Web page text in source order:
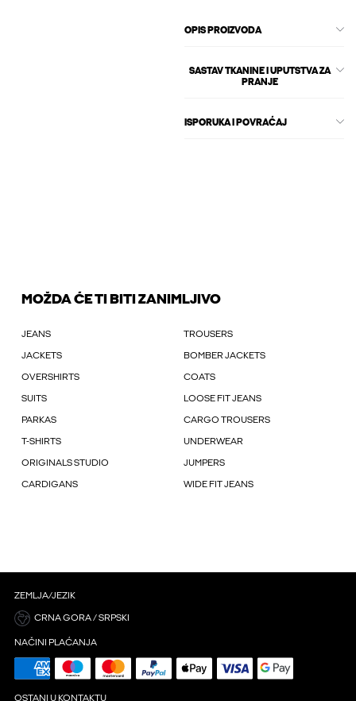
OPIS PROIZVODA
SASTAV TKANINE I UPUTSTVA ZA
PRANJE
ISPORUKA I POVRAĆAJ
MOŽDA ĆE TI BITI ZANIMLJIVO
JEANS TROUSERS
JACKETS BOMBER JACKETS
OVERSHIRTS COATS
SUITS LOOSE FIT JEANS
PARKAS CARGO TROUSERS
T-SHIRTS UNDERWEAR
ORIGINALS STUDIO JUMPERS
CARDIGANS WIDE FIT JEANS
ZEMLJA/JEZIK
CRNA GORA / SRPSKI
NAČINI PLAĆANJA
OSTANI U KONTAKTU